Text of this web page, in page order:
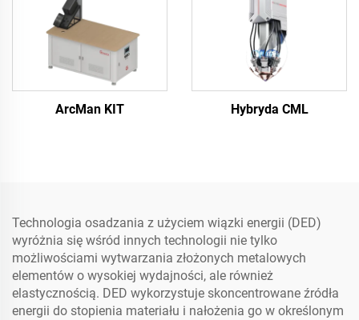
ArcMan KIT Hybryda CML
Technologia osadzania z użyciem wiązki energii (DED)
wyróżnia się wśród innych technologii nie tylko
możliwościami wytwarzania złożonych metalowych
elementów o wysokiej wydajności, ale również
elastycznością. DED wykorzystuje skoncentrowane źródła
energii do stopienia materiału i nałożenia go w określonym